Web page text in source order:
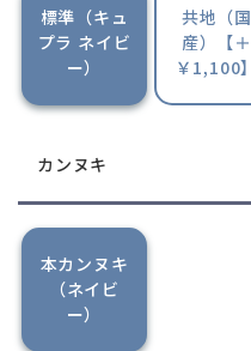
標準（キュ
プラ ネイビ
ー）
共地（国
産）【＋
￥1,100】
カンヌキ
本カンヌキ
（ネイビ
ー）